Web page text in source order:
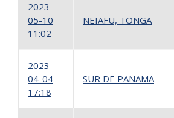
2023-
05-10
11:02
NEIAFU, TONGA
2023-
04-04
17:18
SUR DE PANAMA